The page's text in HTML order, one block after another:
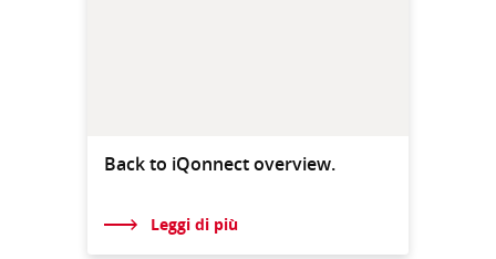
Back to iQonnect overview.
Leggi di più